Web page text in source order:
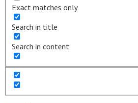
Exact matches only
Search in title
Search in content